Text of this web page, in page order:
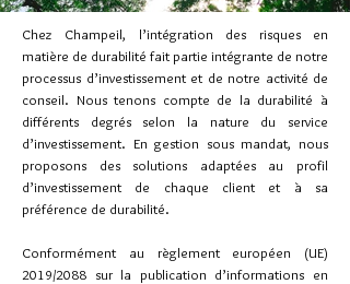
Chez Champeil, l’intégration des risques en
matière de durabilité fait partie intégrante de notre
processus d’investissement et de notre activité de
conseil. Nous tenons compte de la durabilité à
différents degrés selon la nature du service
d’investissement. En gestion sous mandat, nous
proposons des solutions adaptées au profil
d’investissement de chaque client et à sa
préférence de durabilité.
Conformément au règlement européen (UE)
2019/2088 sur la publication d’informations en